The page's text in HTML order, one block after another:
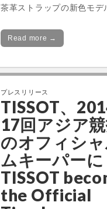
茶革ストラップの新色モデ
Read more →
プレスリリース
TISSOT、
17回アジア
のオフィシ
ムキーパーに
TISSOT
the Official